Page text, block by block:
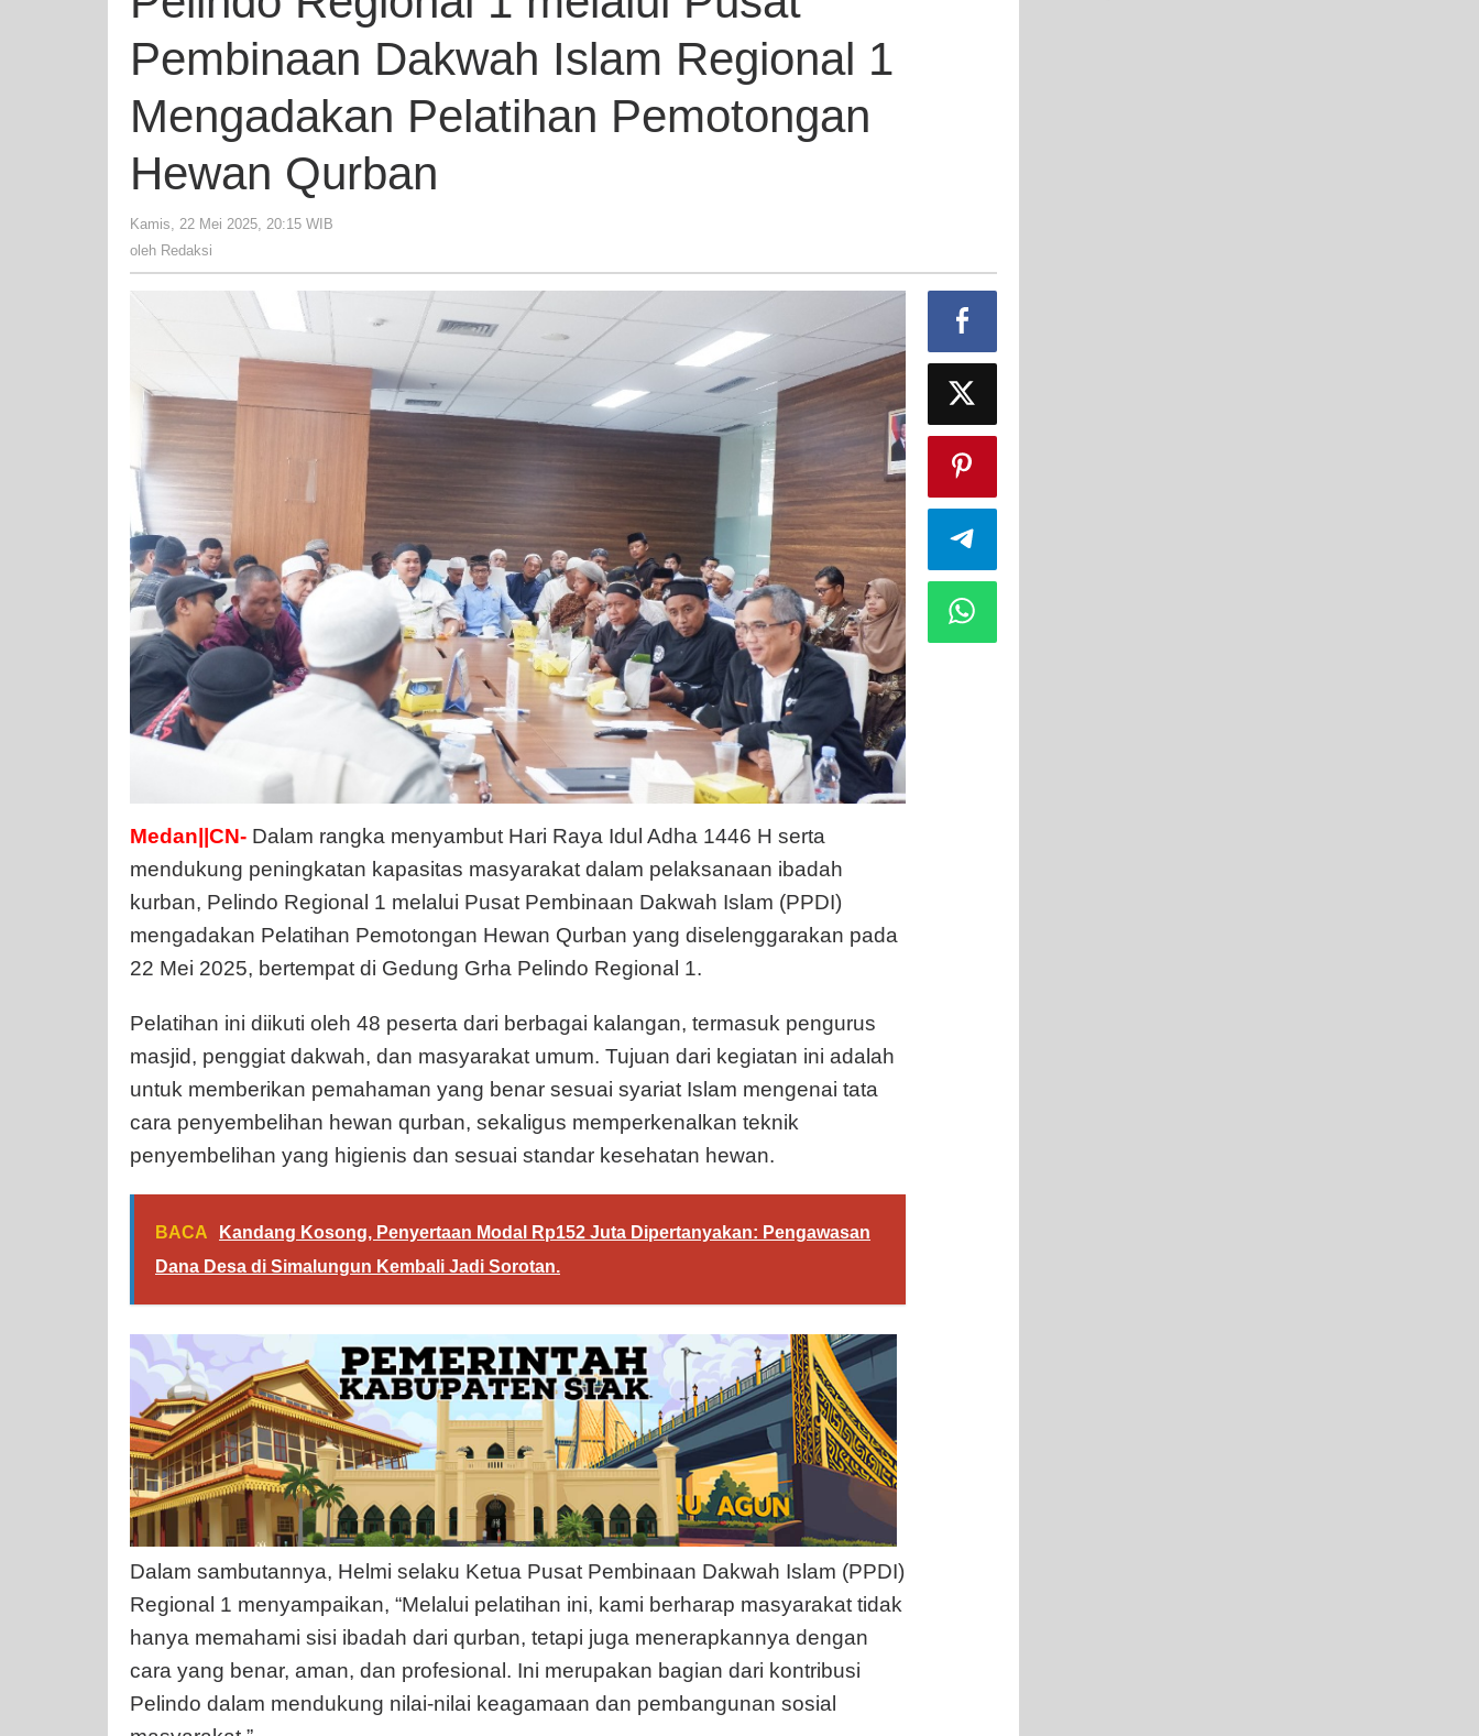
melalui
Pembinaan
Islam
Regional
Hewan
Qurban
Pembinaan Dakwah Islam Regional 1
Mengadakan Pelatihan Pemotongan
Hewan Qurban
Kamis, 22 Mei 2025, 20:15 WIB
oleh Redaksi
Medan||CN- Dalam rangka menyambut Hari Raya Idul Adha 1446 H serta
mendukung peningkatan kapasitas masyarakat dalam pelaksanaan ibadah
kurban, Pelindo Regional 1 melalui Pusat Pembinaan Dakwah Islam (PPDI)
mengadakan Pelatihan Pemotongan Hewan Qurban yang diselenggarakan pada
22 Mei 2025, bertempat di Gedung Grha Pelindo Regional 1.
Pelatihan ini diikuti oleh 48 peserta dari berbagai kalangan, termasuk pengurus
masjid, penggiat dakwah, dan masyarakat umum. Tujuan dari kegiatan ini adalah
untuk memberikan pemahaman yang benar sesuai syariat Islam mengenai tata
cara penyembelihan hewan qurban, sekaligus memperkenalkan teknik
penyembelihan yang higienis dan sesuai standar kesehatan hewan.
BACA
Kandang Kosong, Penyertaan Modal Rp152 Juta Dipertanyakan: Pengawasan
Dana Desa di Simalungun Kembali Jadi Sorotan.
Dalam sambutannya, Helmi selaku Ketua Pusat Pembinaan Dakwah Islam (PPDI)
Regional 1 menyampaikan, “Melalui pelatihan ini, kami berharap masyarakat tidak
hanya memahami sisi ibadah dari qurban, tetapi juga menerapkannya dengan
cara yang benar, aman, dan profesional. Ini merupakan bagian dari kontribusi
Pelindo dalam mendukung nilai-nilai keagamaan dan pembangunan sosial